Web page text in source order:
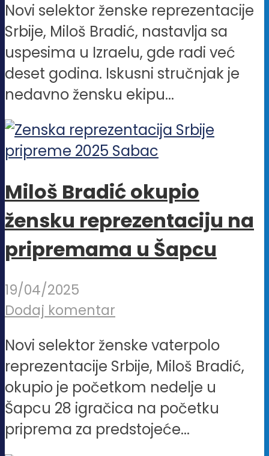
Novi selektor ženske reprezentacije
Srbije, Miloš Bradić, nastavlja sa
uspesima u Izraelu, gde radi već
deset godina. Iskusni stručnjak je
nedavno žensku ekipu...
Miloš Bradić okupio
žensku reprezentaciju na
pripremama u Šapcu
19/04/2025
Dodaj komentar
Novi selektor ženske vaterpolo
reprezentacije Srbije, Miloš Bradić,
okupio je početkom nedelje u
Šapcu 28 igračica na početku
priprema za predstojeće...